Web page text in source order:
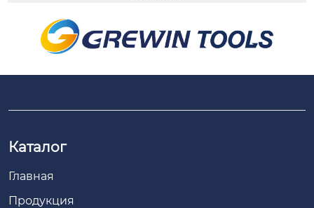
Каталог
Главная
Продукция